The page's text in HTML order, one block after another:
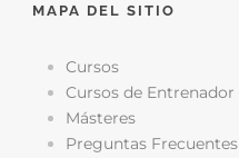
MAPA DEL SITIO
Cursos
Cursos de Entrenador
Másteres
Preguntas Frecuentes